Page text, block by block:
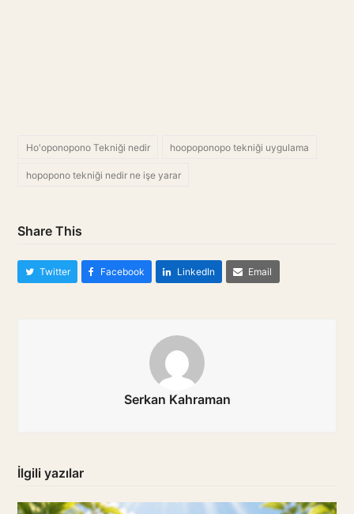
Ho'oponopono Tekniği nedir hoopoponopo tekniği uygulama
hopopono tekniği nedir ne işe yarar
Share This
Twitter Facebook LinkedIn Email
Serkan Kahraman
İlgili yazılar